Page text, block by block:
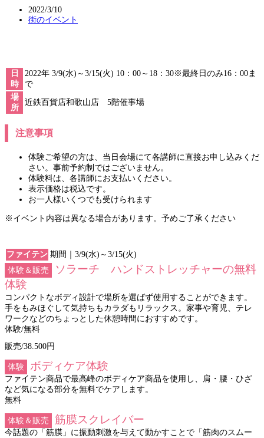
2022/3/10
街のイベント
日
時
2022年 3/9(水)～3/15(火) 10：00～18：30※最終日のみ16：00ま
で
場
所
近鉄百貨店和歌山店 5階催事場
注意事項
体験ご希望の方は、当日会場にて各講師に直接お申し込みくだ
さい。事前予約制ではございません。
体験料は、各講師にお支払いください。
表示価格は税込です。
お一人様いくつでも受けられます
※イベント内容は異なる場合があります。予めご了承ください
ファイテン 期間｜3/9(水)～3/15(火)
体験＆販売
ソラーチ ハンドストレッチャーの無料
体験
コンパクトなボディ設計で場所を選ばず使用することができます。
手をもみほぐして気持ちもカラダもリラックス。家事や育児、テレ
ワークなどのちょっとした休憩時間におすすめです。
体験/無料
販売/38.500円
体験 ボディケア体験
ファイテン商品で最高峰のボディケア商品を使用し、肩・腰・ひざ
など気になる部分を無料でケアします。
無料
体験＆販売 筋膜スクレイバー
今話題の「筋膜」に振動刺激を与えて動かすことで「筋肉のスムー